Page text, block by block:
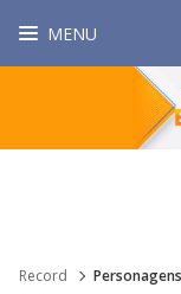
MENU
Record